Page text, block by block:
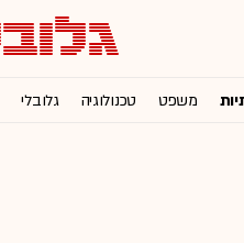
משפט טכנולוגיה גלובלי